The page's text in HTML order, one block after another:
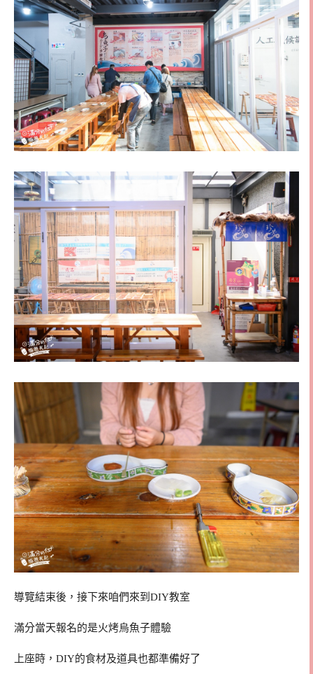
導覽結束後，接下來咱們來到DIY教室
滿分當天報名的是火烤烏魚子體驗
上座時，DIY的食材及道具也都準備好了